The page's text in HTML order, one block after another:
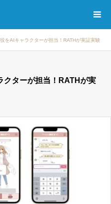
をAIキャラクターが担当！RATHが実証実験
クターが担当！RATHが実